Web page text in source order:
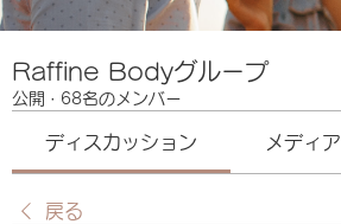
Raffine Bodyグループ
公開 · 68名のメンバー
ディスカッション メディア
戻る